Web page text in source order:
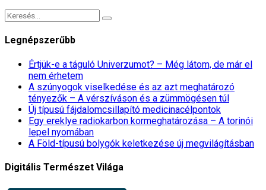
Legnépszerűbb
Értjük-e a táguló Univerzumot? – Még látom, de már el
nem érhetem
A szúnyogok viselkedése és az azt meghatározó
tényezők – A vérszíváson és a zümmögésen túl
Új típusú fájdalomcsillapító medicinacélpontok
Egy ereklye radiokarbon kormeghatározása – A torinói
lepel nyomában
A Föld-típusú bolygók keletkezése új megvilágításban
Digitális Természet Világa